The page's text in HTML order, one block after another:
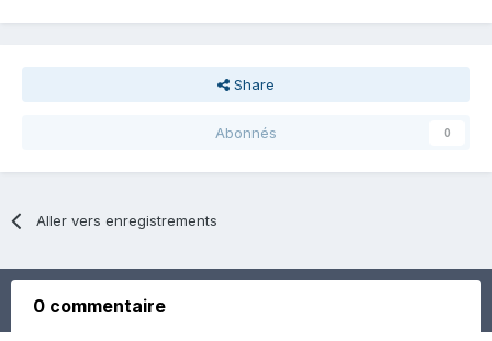
Share
Abonnés 0
Aller vers enregistrements
0 commentaire